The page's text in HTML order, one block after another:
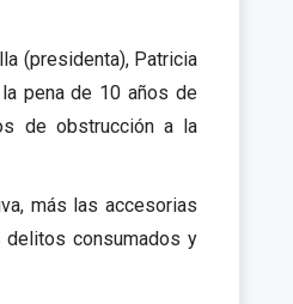
(presidenta), Patricia
pena de 10 años de
de obstrucción a la
más las accesorias
delitos consumados y